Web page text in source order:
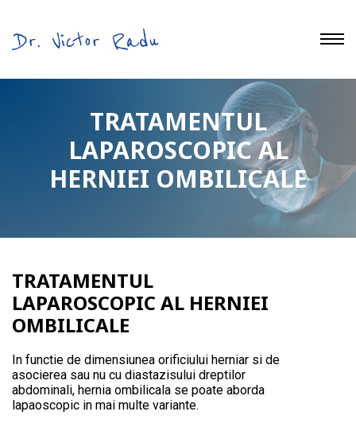
TRATAMENTUL
LAPAROSCOPIC AL
HERNIEI OMBILICALE
TRATAMENTUL
LAPAROSCOPIC AL HERNIEI
OMBILICALE
In functie de dimensiunea orificiului herniar si de
asocierea sau nu cu diastazisului dreptilor
abdominali, hernia ombilicala se poate aborda
lapaoscopic in mai multe variante.